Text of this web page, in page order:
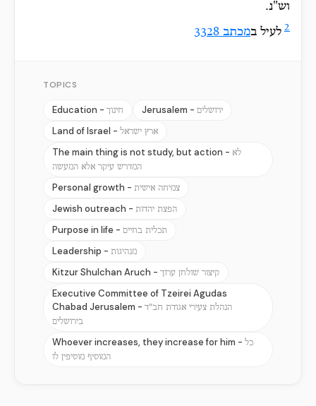
וש"נ.
2 לעיל במכתב 3328
TOPICS
Education - חינוך Jerusalem - ירושלים
Land of Israel - ארץ ישראל
The main thing is not study, but action - לא
המדרש עיקר אלא המעשה
Personal growth - צמיחה אישית
Jewish outreach - הפצת יהדות
Purpose in life - תכלית בחיים
Leadership - מנהיגות
Kitzur Shulchan Aruch - קיצור שולחן ערוך
Executive Committee of Tzeirei Agudas
Chabad Jerusalem - הנהלת צעירי אגודת חב"ד
בירושלים
Whoever increases, they increase for him - כל
המוסיף מוסיפין לו